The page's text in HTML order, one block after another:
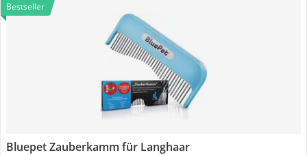
Bestseller
Bluepet Zauberkamm für Langhaar